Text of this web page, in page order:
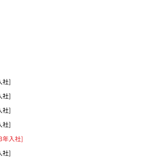
社]
社]
社]
社]
年入社]
社]